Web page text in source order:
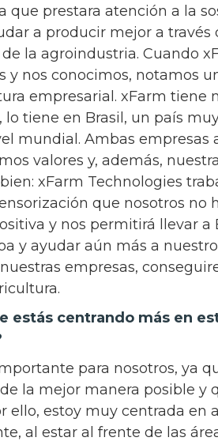
que prestara atención a la
a producir mejor a través
la agroindustria. Cuando
y nos conocimos, notamos
empresarial. xFarm tiene
lo tiene en Brasil, un país
mundial. Ambas empresas
valores y, además,
xFarm Technologies
que nosotros no
y nos permitirá llevar a
y ayudar aún más a
empresas,
estás centrando más en
para nosotros, ya
la mejor manera posible y
ello, estoy muy centrada en
al estar al frente de las